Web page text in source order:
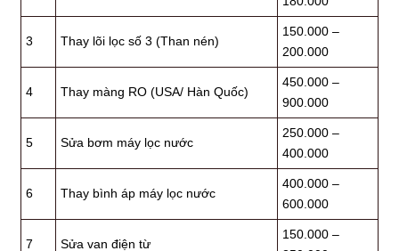
3 Thay lõi lọc số 3 (Than nén)
150.000 –
200.000
4 Thay màng RO (USA/ Hàn Quốc)
450.000 –
900.000
5 Sửa bơm máy lọc nước
250.000 –
400.000
6 Thay bình áp máy lọc nước
400.000 –
600.000
7 Sửa van điện từ
150.000 –